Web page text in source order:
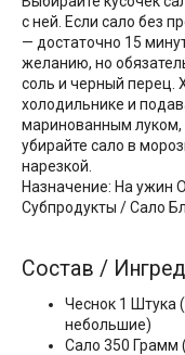
с ней. Если сало без
— достаточно 15
желанию, но
соль и черный перец.
холодильнике и
маринованным луком,
убирайте сало в
нарезкой.
Назначение: На ужин
Субпродукты / Сало
Состав /
Чеснок 1 Штука
небольшие)
Сало 350 Грамм